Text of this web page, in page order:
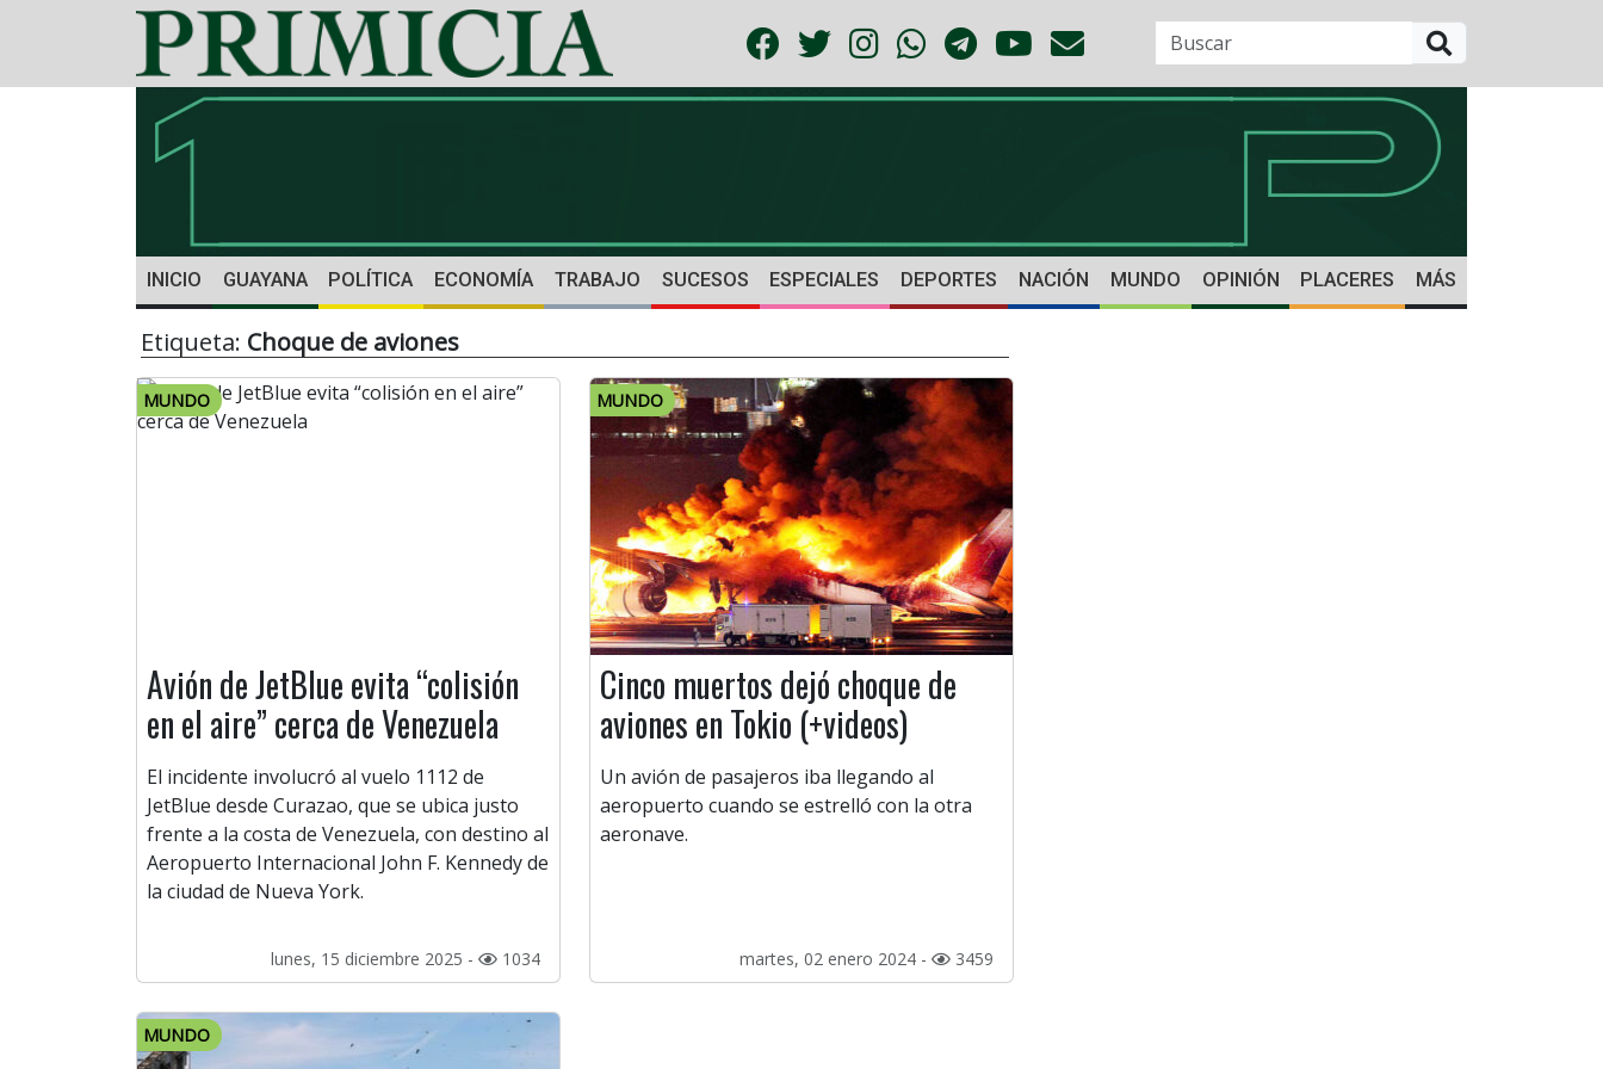
INICIO GUAYANA POLÍTICA ECONOMÍA TRABAJO SUCESOS ESPECIALES DEPORTES NACIÓN MUNDO OPINIÓN PLACERES MÁS
Etiqueta: Choque de aviones
MUNDO
Avión de JetBlue evita “colisión
en el aire” cerca de Venezuela
El incidente involucró al vuelo 1112 de
JetBlue desde Curazao, que se ubica justo
frente a la costa de Venezuela, con destino al
Aeropuerto Internacional John F. Kennedy de
la ciudad de Nueva York.
lunes, 15 diciembre 2025 - 1034
MUNDO
Cinco muertos dejó choque de
aviones en Tokio (+videos)
Un avión de pasajeros iba llegando al
aeropuerto cuando se estrelló con la otra
aeronave.
martes, 02 enero 2024 - 3459
MUNDO